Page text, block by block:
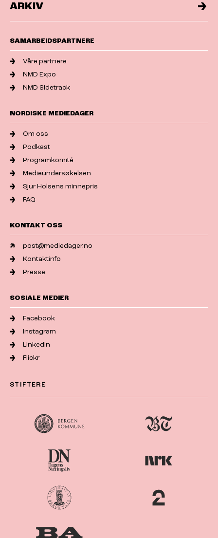
ARKIV
SAMARBEIDSPARTNERE
Våre partnere
NMD Expo
NMD Sidetrack
NORDISKE MEDIEDAGER
Om oss
Podkast
Programkomité
Medieundersøkelsen
Sjur Holsens minnepris
FAQ
KONTAKT OSS
post@mediedager.no
Kontaktinfo
Presse
SOSIALE MEDIER
Facebook
Instagram
LinkedIn
Flickr
STIFTERE